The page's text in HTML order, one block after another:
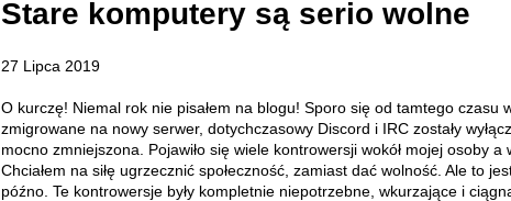
Stare komputery są serio wolne
27 Lipca 2019
O kurczę! Niemal rok nie pisałem na blogu! Sporo się od tamtego czasu
zmigrowane na nowy serwer, dotychczasowy Discord i IRC zostały
mocno zmniejszona. Pojawiło się wiele kontrowersji wokół mojej osoby
Chciałem na siłę ugrzecznić społeczność, zamiast dać wolność. Ale to
późno. Te kontrowersje były kompletnie niepotrzebne, wkurzające i